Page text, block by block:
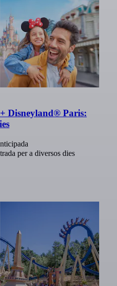
Disneyland® Paris:
per a diversos dies